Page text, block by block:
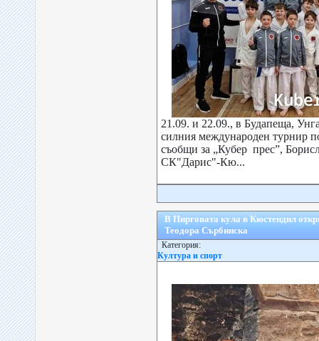
21.09. и 22.09., в Будапеща,
силния международен турнир
съобщи за „Кубер прес”,
СК"Дарис"-Кю...
В Пирговата кула в Кюстендил
Теодора Сърбинска
Категория:
Култура и спорт